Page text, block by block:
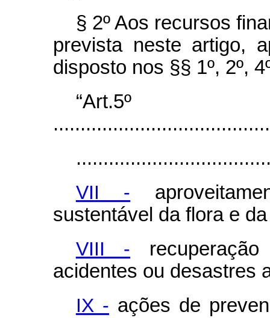
§ 2º Aos recursos
prevista neste artigo,
disposto nos §§ 1º, 2º,
“Art.5º
VII -
sustentável da flora e
VIII -
acidentes ou desastres
IX - ações de